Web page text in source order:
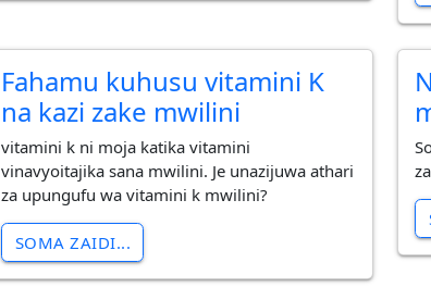
Fahamu kuhusu vitamini K
na kazi zake mwilini
vitamini k ni moja katika vitamini
vinavyoitajika sana mwilini. Je unazijuwa athari
za upungufu wa vitamini k mwilini?
SOMA ZAIDI...